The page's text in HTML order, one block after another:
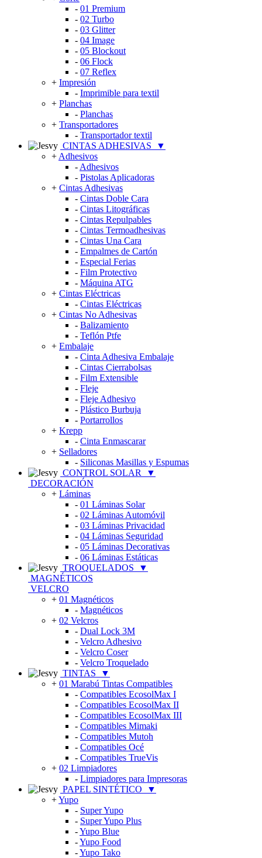
- 01 Premium
- 02 Turbo
- 03 Glitter
- 04 Image
- 05 Blockout
- 06 Flock
- 07 Reflex
+ Impresión
- Imprimible para textil
+ Planchas
- Planchas
+ Transportadores
- Transportador textil
CINTAS ADHESIVAS
▼
+ Adhesivos
- Adhesivos
- Pistolas Aplicadoras
+ Cintas Adhesivas
- Cintas Doble Cara
- Cintas Litográficas
- Cintas Repulpables
- Cintas Termoadhesivas
- Cintas Una Cara
- Empalmes de Cartón
- Especial Ferias
- Film Protectivo
- Máquina ATG
+ Cintas Eléctricas
- Cintas Eléctricas
+ Cintas No Adhesivas
- Balizamiento
- Teflón Ptfe
+ Embalaje
- Cinta Adhesiva Embalaje
- Cintas Cierrabolsas
- Film Extensible
- Fleje
- Fleje Adhesivo
- Plástico Burbuja
- Portarrollos
+ Krepp
- Cinta Enmascarar
+ Selladores
- Siliconas Masillas y Espumas
CONTROL SOLAR
▼
DECORACIÓN
+ Láminas
- 01 Láminas Solar
- 02 Láminas Automóvil
- 03 Láminas Privacidad
- 04 Láminas Seguridad
- 05 Láminas Decorativas
- 06 Láminas Estáticas
TROQUELADOS
▼
MAGNÉTICOS
VELCRO
+ 01 Magnéticos
- Magnéticos
+ 02 Velcros
- Dual Lock 3M
- Velcro Adhesivo
- Velcro Coser
- Velcro Troquelado
TINTAS
▼
+ 01 Marabú Tintas Compatibles
- Compatibles EcosolMax I
- Compatibles EcosolMax II
- Compatibles EcosolMax III
- Compatibles Mimaki
- Compatibles Mutoh
- Compatibles Océ
- Compatibles TrueVis
+ 02 Limpiadores
- Limpiadores para Impresoras
PAPEL SINTÉTICO
▼
+Yupo
- Super Yupo
- Super Yupo Plus
-Yupo Blue
-Yupo Food
-Yupo Tako